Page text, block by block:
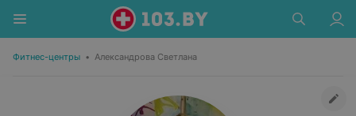
Фитнес-центры • Александрова Светлана